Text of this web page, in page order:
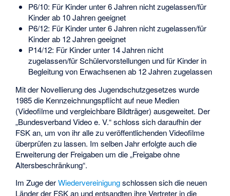
P6/10: Für Kinder unter 6 Jahren nicht zugelassen/für
Kinder ab 10 Jahren geeignet
P6/12: Für Kinder unter 6 Jahren nicht zugelassen/für
Kinder ab 12 Jahren geeignet
P14/12: Für Kinder unter 14 Jahren nicht
zugelassen/für Schülervorstellungen und für Kinder in
Begleitung von Erwachsenen ab 12 Jahren zugelassen
Mit der Novellierung des Jugendschutzgesetzes wurde
1985 die Kennzeichnungspflicht auf neue Medien
(Videofilme und vergleichbare Bildträger) ausgeweitet. Der
„Bundesverband Video e. V.“ schloss sich daraufhin der
FSK an, um von ihr alle zu veröffentlichenden Videofilme
überprüfen zu lassen. Im selben Jahr erfolgte auch die
Erweiterung der Freigaben um die „Freigabe ohne
Altersbeschränkung“.
Im Zuge derWiedervereinigungschlossen sich die neuen
Länder der FSK an und entsandten ihre Vertreter in die